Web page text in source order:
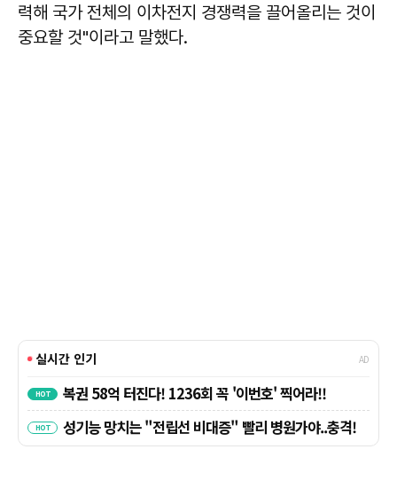
력해 국가 전체의 이차전지 경쟁력을 끌어올리는 것이
중요할 것"이라고 말했다.